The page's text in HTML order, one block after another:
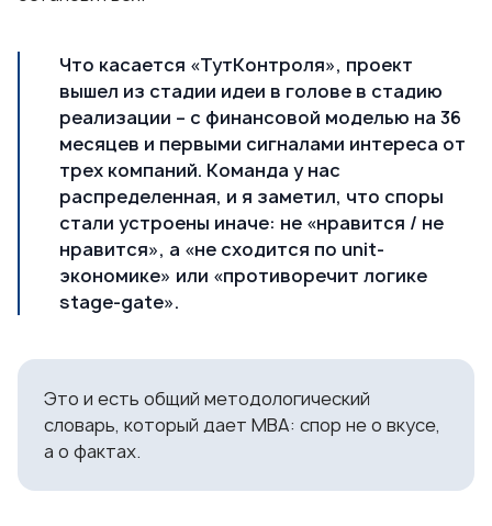
Что касается «ТутКонтроля», проект
вышел из стадии идеи в голове в стадию
реализации – с финансовой моделью на 36
месяцев и первыми сигналами интереса от
трех компаний. Команда у нас
распределенная, и я заметил, что споры
стали устроены иначе: не «нравится / не
нравится», а «не сходится по unit-
экономике» или «противоречит логике
stage-gate».
Это и есть общий методологический
словарь, который дает МВА: спор не о вкусе,
а о фактах.